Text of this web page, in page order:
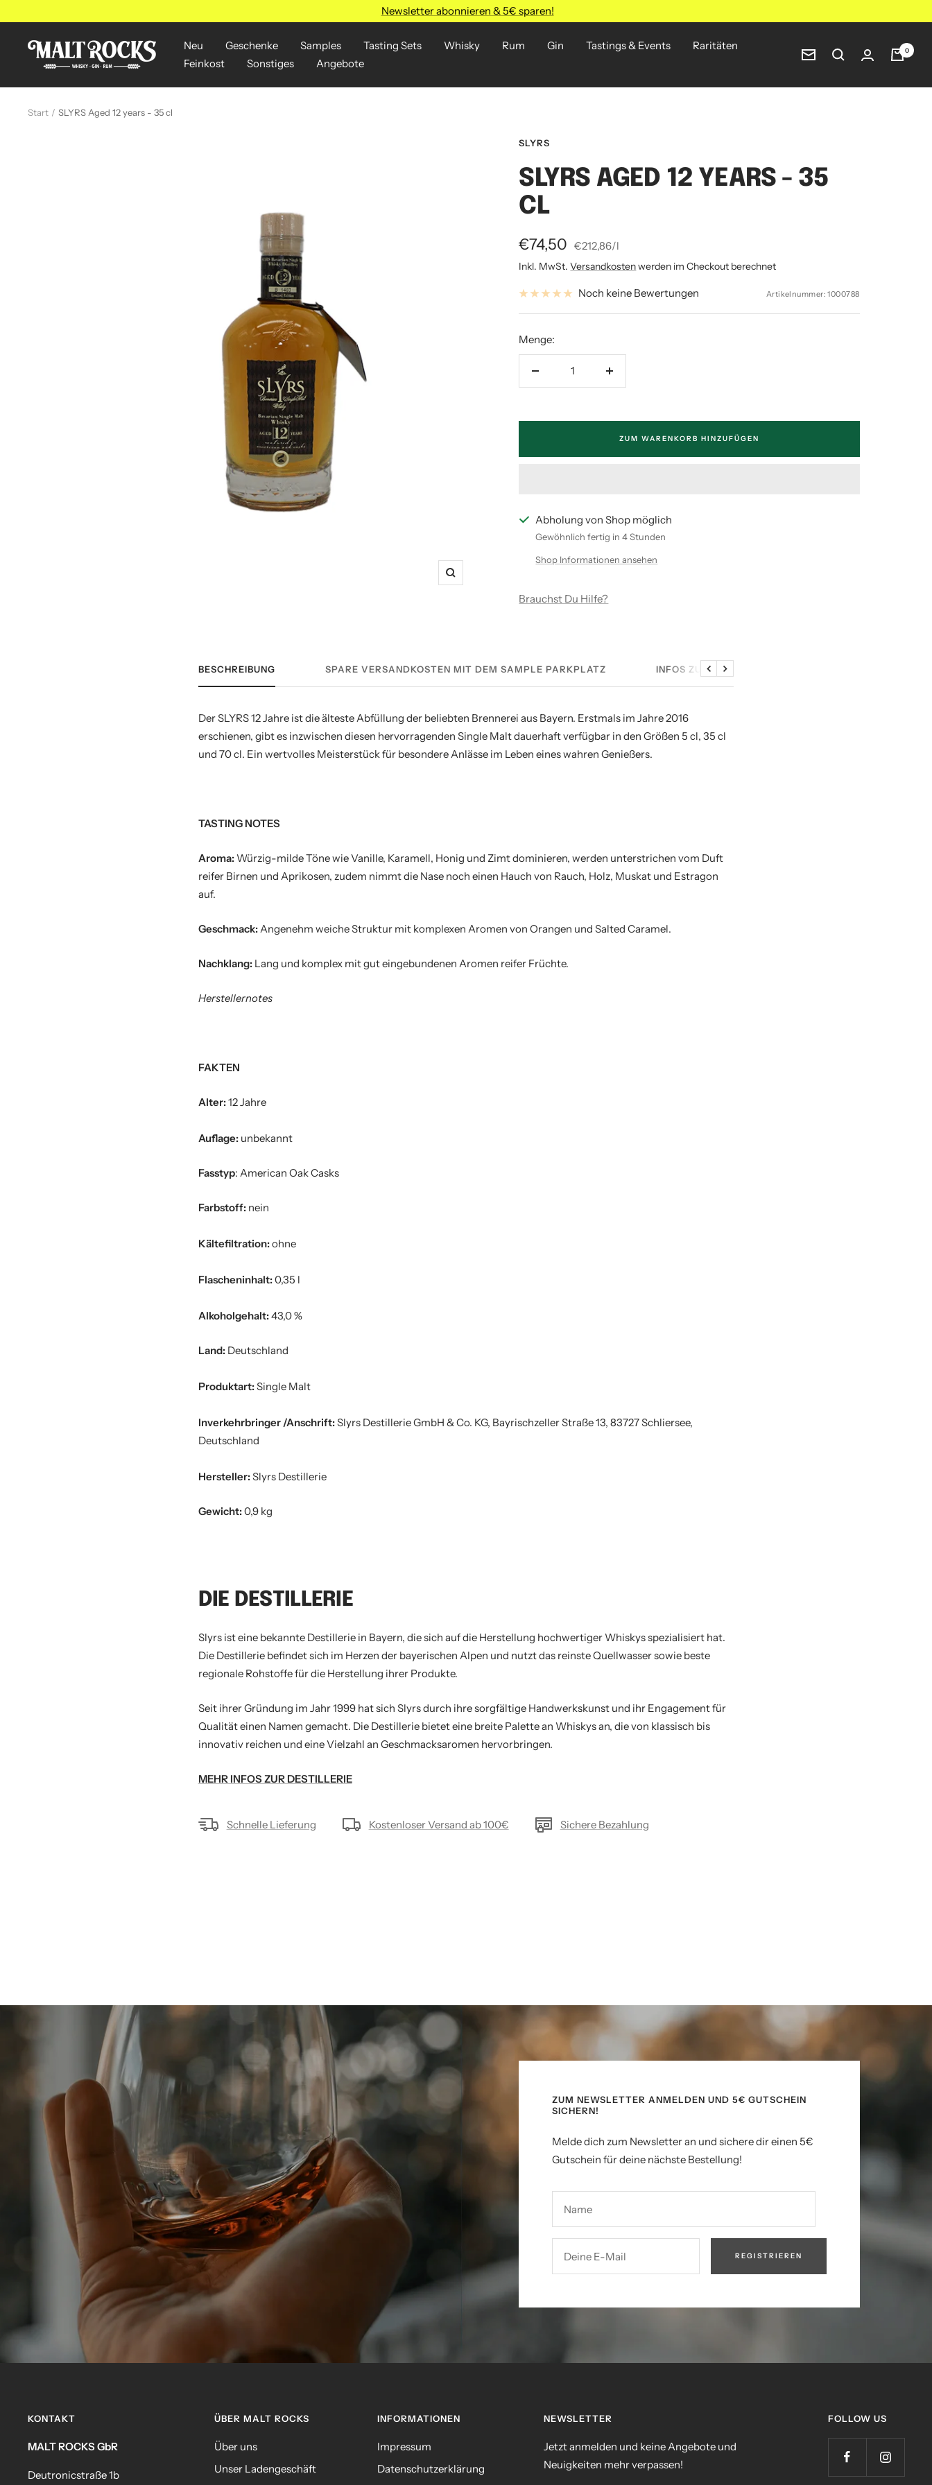
zum
Newsletter abonnieren & 5€ sparen!
Neu Geschenke Samples Tasting Sets Whisky Rum Gin Tastings & Events
Raritäten
Feinkost
Sonstiges Angebote
MALT
ROCKS
Newsletter
0
Start SLYRS Aged 12 years - 35 cl
Zoom
SLYRS
SLYRS AGED 12 YEARS - 35
CL
Angebotspreis
€74,50 €212,86/l
Inkl. MwSt.Versandkostenwerden im Checkout berechnet
Noch keine Bewertungen Artikelnummer:1000788
Menge:
Menge
ZUM WARENKORB HINZUFÜGEN
Abholung von Shop möglich
Gewöhnlich fertig in 4 Stunden
Shop Informationen ansehen
Brauchst Du Hilfe?
BESCHREIBUNG SPARE VERSANDKOSTEN MIT DEM SAMPLE PARKPLATZ INFOS ZU DEN SAMPLES
ZurückWeiter
Der SLYRS 12 Jahre ist die älteste Abfüllung der beliebten Brennerei aus Bayern. Erstmals im Jahre 2016
erschienen, gibt es inzwischen diesen hervorragenden Single Malt dauerhaft verfügbar in den Größen 5 cl, 35 cl
und 70 cl. Ein wertvolles Meisterstück für besondere Anlässe im Leben eines wahren Genießers.
TASTING NOTES
Aroma: Würzig-milde Töne wie Vanille, Karamell, Honig und Zimt dominieren, werden unterstrichen vom Duft
reifer Birnen und Aprikosen, zudem nimmt die Nase noch einen Hauch von Rauch, Holz, Muskat und Estragon
auf.
Geschmack:Angenehm weiche Struktur mit komplexen Aromen von Orangen und Salted Caramel.
Nachklang: Lang und komplex mit gut eingebundenen Aromen reifer Früchte.
Herstellernotes
FAKTEN
Alter:12 Jahre
Auflage: unbekannt
Fasstyp: American Oak Casks
Farbstoff: nein
Kältefiltration:ohne
Flascheninhalt:0,35 l
Alkoholgehalt:43,0 %
Land: Deutschland
Produktart:Single Malt
Inverkehrbringer /Anschrift:Slyrs Destillerie GmbH & Co. KG, Bayrischzeller Straße 13, 83727 Schliersee,
Deutschland
Hersteller:Slyrs Destillerie
Gewicht:0,9 kg
DIE DESTILLERIE
Slyrs ist eine bekannte Destillerie in Bayern, die sich auf die Herstellung hochwertiger Whiskys spezialisiert hat.
Die Destillerie befindet sich im Herzen der bayerischen Alpen und nutzt das reinste Quellwasser sowie beste
regionale Rohstoffe für die Herstellung ihrer Produkte.
Seit ihrer Gründung im Jahr 1999 hat sich Slyrs durch ihre sorgfältige Handwerkskunst und ihr Engagement für
Qualität einen Namen gemacht. Die Destillerie bietet eine breite Palette an Whiskys an, die von klassisch bis
innovativ reichen und eine Vielzahl an Geschmacksaromen hervorbringen.
MEHR INFOS ZUR DESTILLERIE
Schnelle Lieferung Kostenloser Versand ab 100€ Sichere Bezahlung
ZUM NEWSLETTER ANMELDEN UND 5€ GUTSCHEIN
SICHERN!
Melde dich zum Newsletter an und sichere dir einen 5€
Gutschein für deine nächste Bestellung!
Name
Deine E-Mail REGISTRIEREN
KONTAKT
MALT ROCKS GbR
Deutronicstraße 1b
ÜBER MALT ROCKS
Über uns
Unser Ladengeschäft
INFORMATIONEN
Impressum
Datenschutzerklärung
NEWSLETTER
Jetzt anmelden und keine Angebote und
Neuigkeiten mehr verpassen!
FOLLOW US